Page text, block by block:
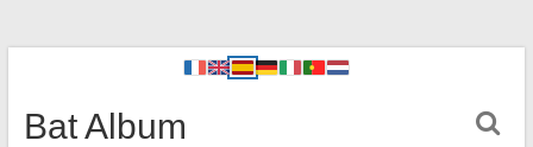
Bat Album